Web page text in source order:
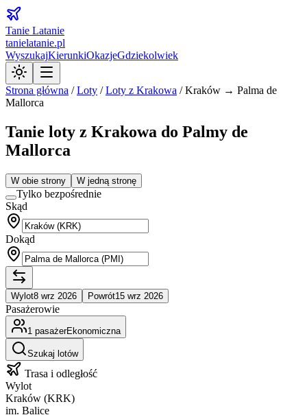
Tanie Latanie
tanielatanie.pl
WyszukajKierunkiOkazjeGdziekolwiek
Strona główna /Loty /Loty z Krakowa /Kraków → Palma de
Mallorca
Tanie loty z Krakowa do Palmy de
Mallorca
W obie strony W jedną stronę
Tylko bezpośrednie
Skąd
Dokąd
Wylot8 wrz 2026 Powrót15 wrz 2026
Pasażerowie
1 pasażerEkonomiczna
Szukaj lotów
Trasa i odległość
Wylot
Kraków (KRK)
im. Balice